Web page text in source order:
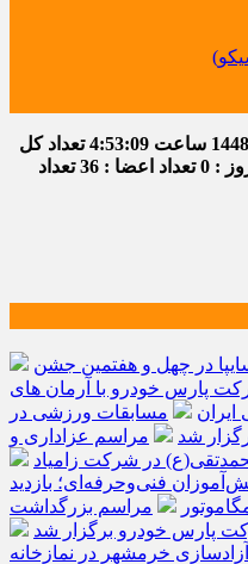
ساعت 4:53:10تعداد کل
: 0 تعداد اعضا : 36
تعداد
در چهل و هفتمین جشن
پارس خودرو با آرمان های
ایران
مسابقات ورزشی در
شد
مراسم عزاداری و
در شرکت زامیاد
فنی‌وحرفه‌ای؛ بازدید
مراسم بزرگداشت
پارس خودرو برگزار شد
خرمشهر در نمازخانه